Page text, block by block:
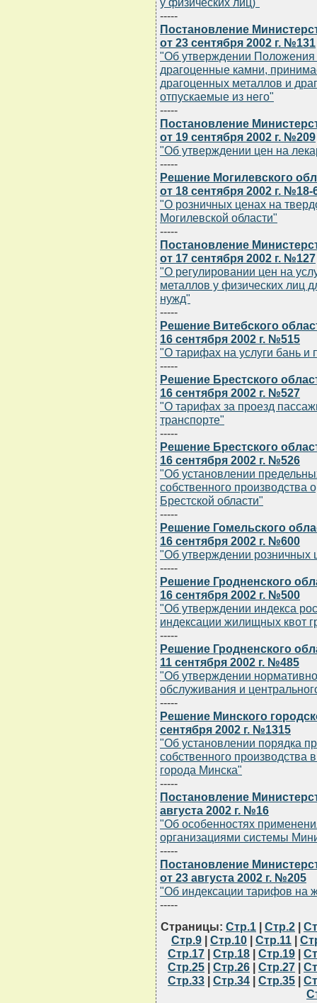
-----
Постановление
от 23 сентября 2002 г. №131
"Об утверждении
драгоценные камни,
драгоценных металлов и
отпускаемые из него"
-----
Постановление
от 19 сентября 2002 г. №209
"Об утверждении цен на
-----
Решение Могилевского
от 18 сентября 2002 г. №18-
"О розничных ценах на
Могилевской области"
-----
Постановление
от 17 сентября 2002 г. №127
"О регулировании цен на
металлов у физических лиц
нужд"
-----
Решение Витебского
16 сентября 2002 г. №515
"О тарифах на услуги бань
-----
Решение Брестского
16 сентября 2002 г. №527
"О тарифах за проезд
транспорте"
-----
Решение Брестского
16 сентября 2002 г. №526
"Об установлении
собственного производства
Брестской области"
-----
Решение Гомельского
16 сентября 2002 г. №600
"Об утверждении розничных
-----
Решение Гродненского
16 сентября 2002 г. №500
"Об утверждении индекса
индексации жилищных квот
-----
Решение Гродненского
11 сентября 2002 г. №485
"Об утверждении
обслуживания и
-----
Решение Минского
сентября 2002 г. №1315
"Об установлении порядка
собственного производства
города Минска"
-----
Постановление
августа 2002 г. №16
"Об особенностях
организациями системы
-----
Постановление
от 23 августа 2002 г. №205
"Об индексации тарифов на
-----
Страницы: Стр.1 | Стр.2 |
Стр.9 | Стр.10 | Стр.11 |
Стр.17 | Стр.18 | Стр.19 |
Стр.25 | Стр.26 | Стр.27 |
Стр.33 | Стр.34 | Стр.35 |